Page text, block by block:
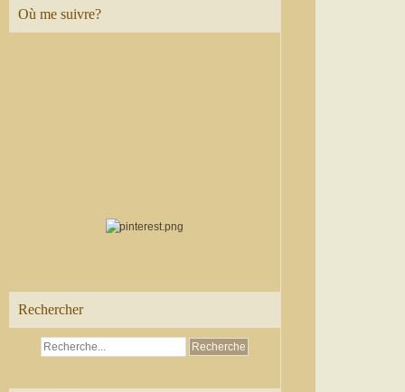
Où me suivre?
Rechercher